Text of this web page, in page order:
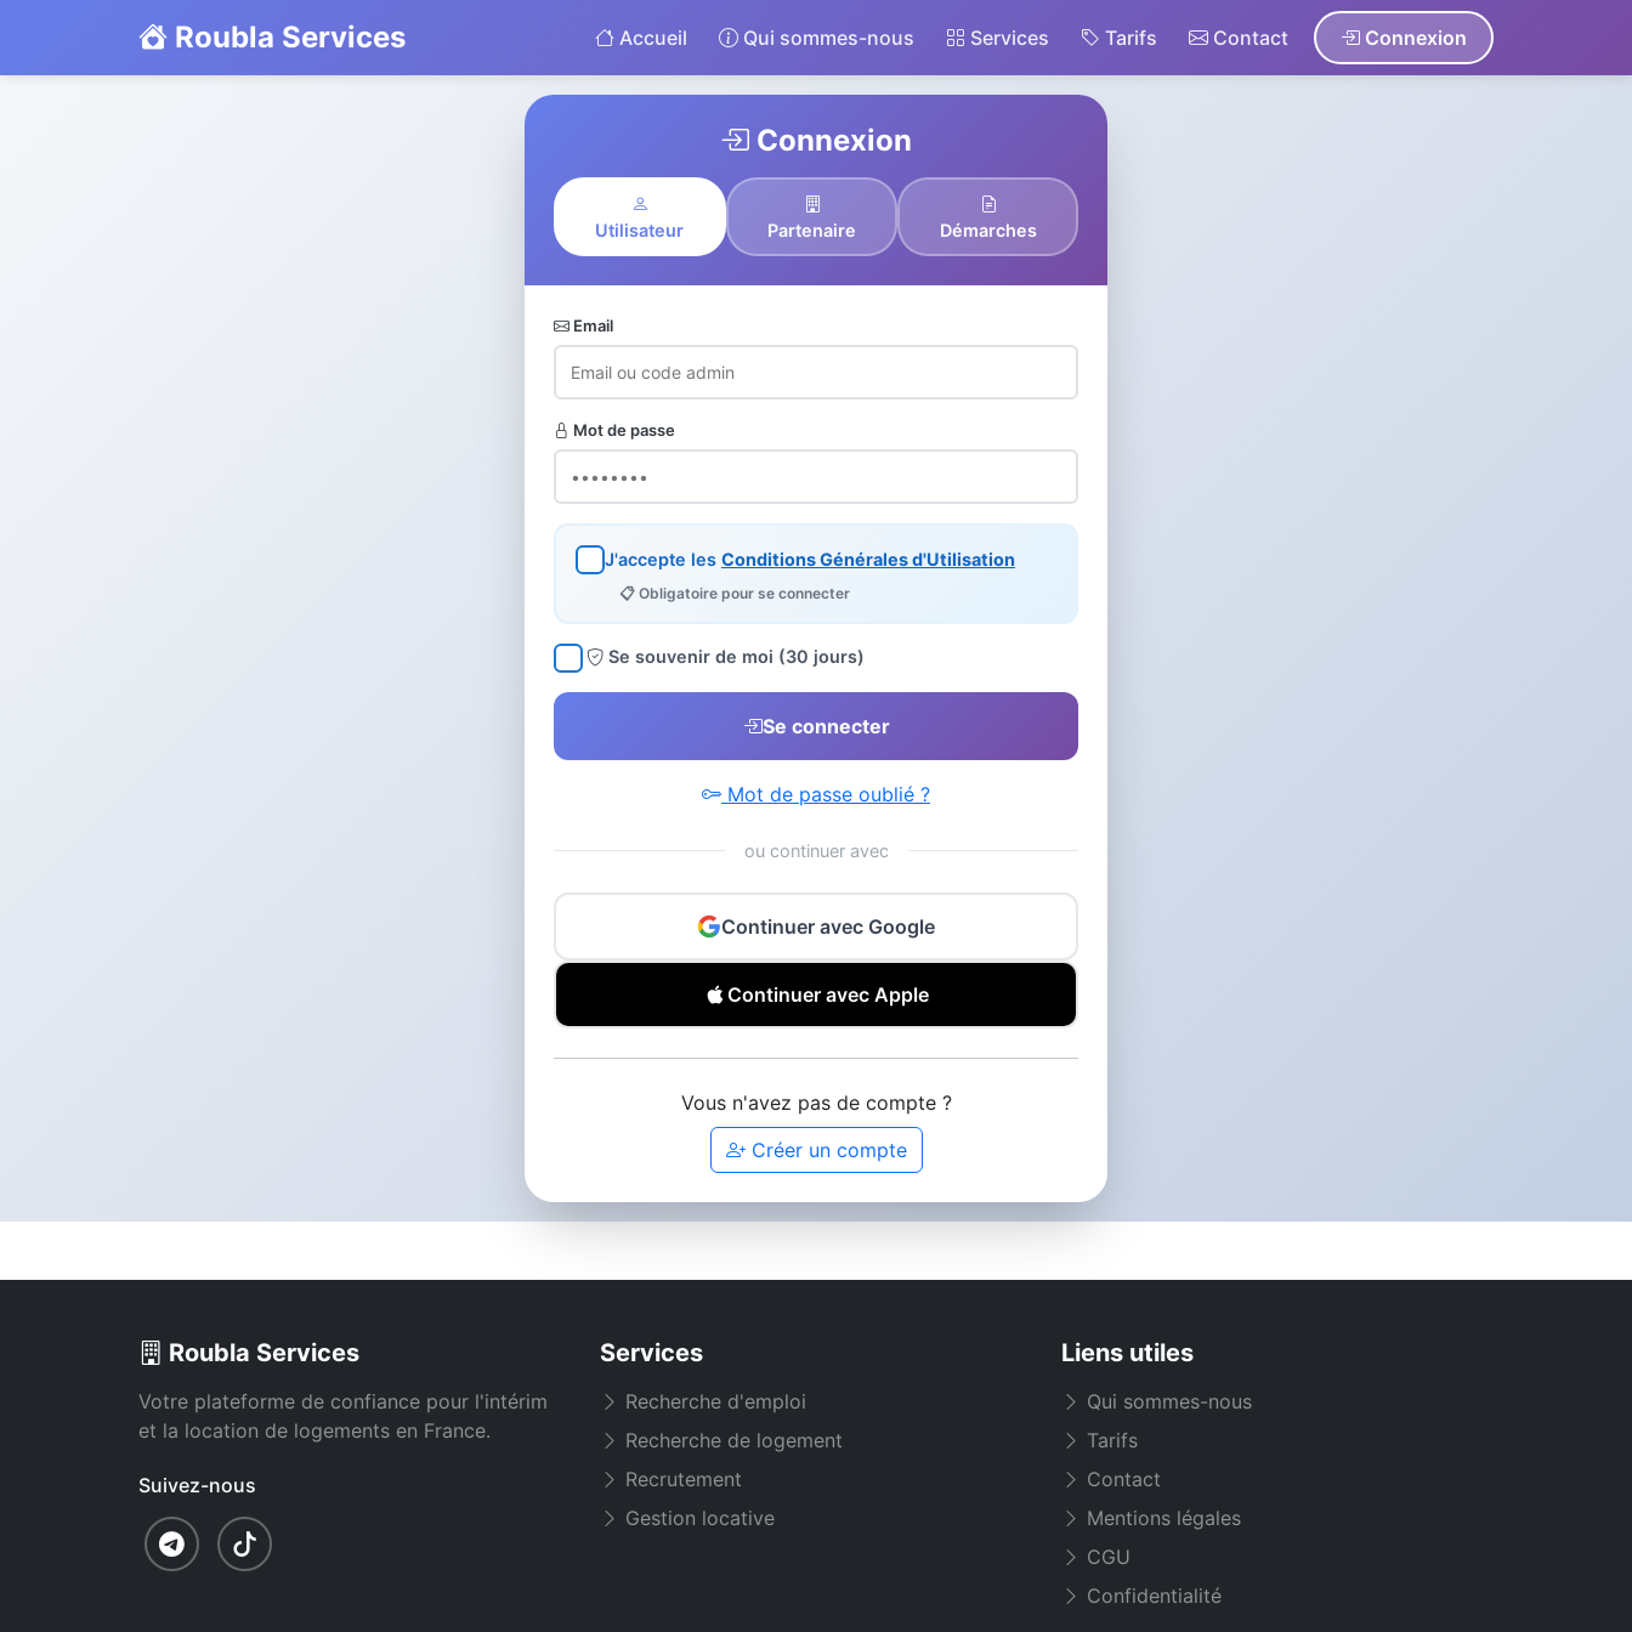
Roubla Services Accueil Qui sommes-nous Services Tarifs Contact Connexion
Connexion
Utilisateur Partenaire Démarches
Email
Mot de passe
J'accepte les Conditions Générales d'Utilisation
📋 Obligatoire pour se connecter
Se souvenir de moi (30 jours)
Se connecter
Mot de passe oublié ?
ou continuer avec
Continuer avec Google
Continuer avec Apple
Vous n'avez pas de compte ?
Créer un compte
Roubla Services
Votre plateforme de confiance pour l'intérim
et la location de logements en France.
Suivez-nous
Services
Recherche d'emploi
Recherche de logement
Recrutement
Gestion locative
Liens utiles
Qui sommes-nous
Tarifs
Contact
Mentions légales
CGU
Confidentialité